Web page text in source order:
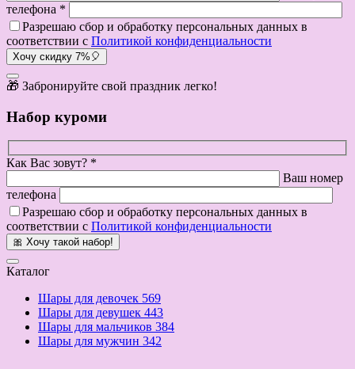
телефона *
Разрешаю сбор и обработку персональных данных в
соответствии с Политикой конфиденциальности
Хочу скидку 7%🎈
🎁 Забронируйте свой праздник легко!
Набор куроми
Как Вас зовут? *
Ваш номер
телефона
Разрешаю сбор и обработку персональных данных в
соответствии с Политикой конфиденциальности
🎀 Хочу такой набор!
Каталог
Шары для девочек 569
Шары для девушек 443
Шары для мальчиков 384
Шары для мужчин 342